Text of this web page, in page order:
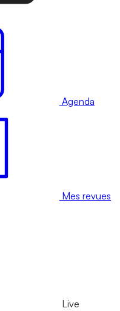
Agenda
Mes revues
Live